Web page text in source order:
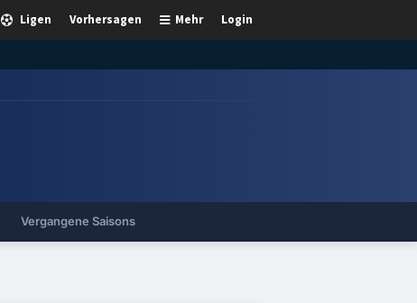
Login
Mehr
Vorhersagen
Ligen
Vergangene Saisons